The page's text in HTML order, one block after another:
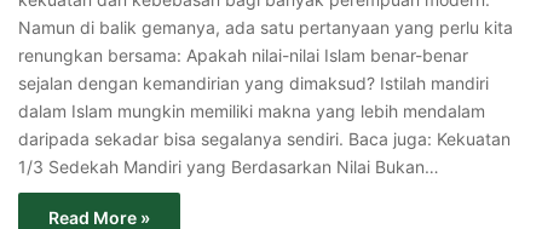
Namun di balik gemanya, ada satu pertanyaan yang perlu kita
renungkan bersama: Apakah nilai-nilai Islam benar-benar
sejalan dengan kemandirian yang dimaksud? Istilah mandiri
dalam Islam mungkin memiliki makna yang lebih mendalam
daripada sekadar bisa segalanya sendiri. Baca juga: Kekuatan
1/3 Sedekah Mandiri yang Berdasarkan Nilai Bukan…
Read More »